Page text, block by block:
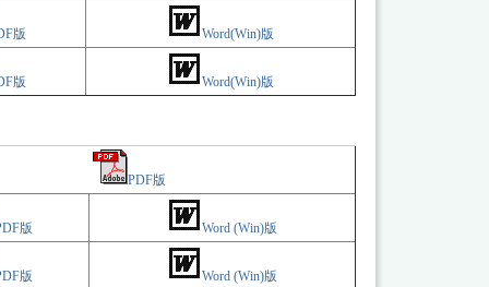
版
Word(Win)版
版 Word(Win)版
PDF版
版
Word (Win)版
版 Word (Win)版